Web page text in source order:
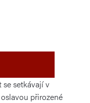
setkávají v
přirozené